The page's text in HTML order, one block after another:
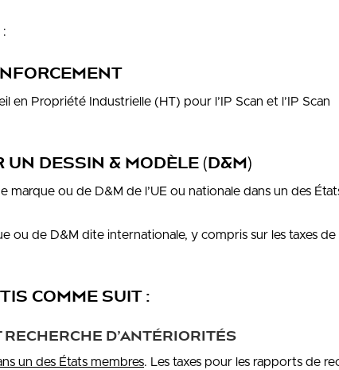
:
en Propriété Industrielle (HT) pour l’IP Scan et l’IP Scan
DESSIN & MODÈLE (D&M)
ou de D&M de l’UE ou nationale dans un des
ou de D&M dite internationale, y compris sur les taxes de
COMME SUIT :
D’ANTÉRIORITÉS
un des États membres. Les taxes pour les rapports de